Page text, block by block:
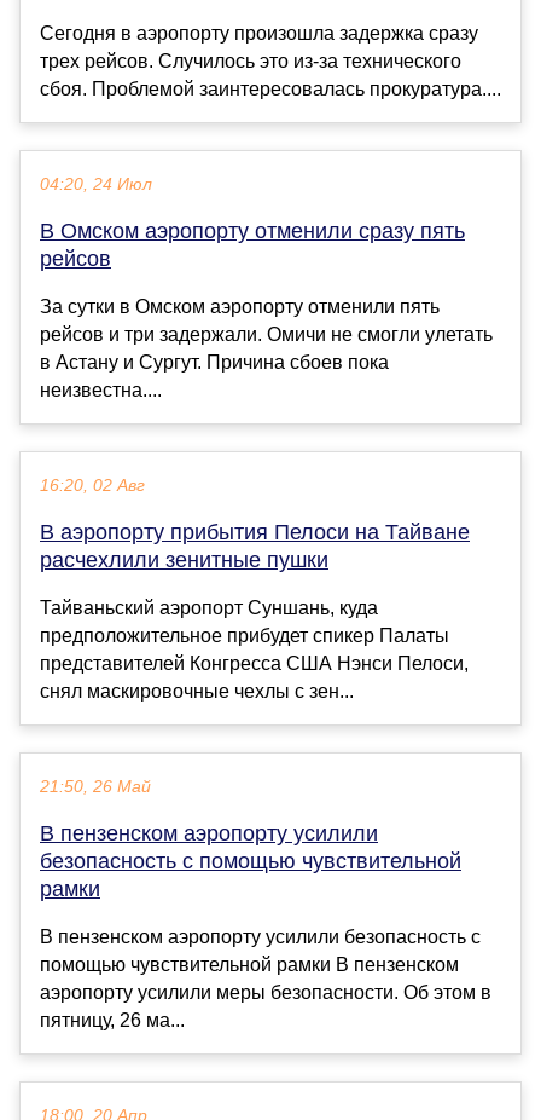
Сегодня в аэропорту произошла задержка сразу
трех рейсов. Случилось это из-за технического
сбоя. Проблемой заинтересовалась прокуратура....
04:20, 24 Июл
В Омском аэропорту отменили сразу пять
рейсов
За сутки в Омском аэропорту отменили пять
рейсов и три задержали. Омичи не смогли улетать
в Астану и Сургут. Причина сбоев пока
неизвестна....
16:20, 02 Авг
В аэропорту прибытия Пелоси на Тайване
расчехлили зенитные пушки
Тайваньский аэропорт Суншань, куда
предположительное прибудет спикер Палаты
представителей Конгресса США Нэнси Пелоси,
снял маскировочные чехлы с зен...
21:50, 26 Май
В пензенском аэропорту усилили
безопасность с помощью чувствительной
рамки
В пензенском аэропорту усилили безопасность с
помощью чувствительной рамки В пензенском
аэропорту усилили меры безопасности. Об этом в
пятницу, 26 ма...
18:00, 20 Апр